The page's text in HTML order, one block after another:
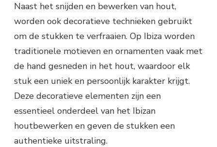
Naast het snijden en bewerken van hout,
worden ook decoratieve technieken gebruikt
om de stukken te verfraaien. Op Ibiza worden
traditionele motieven en ornamenten vaak met
de hand gesneden in het hout, waardoor elk
stuk een uniek en persoonlijk karakter krijgt.
Deze decoratieve elementen zijn een
essentieel onderdeel van het Ibizan
houtbewerken en geven de stukken een
authentieke uitstraling.